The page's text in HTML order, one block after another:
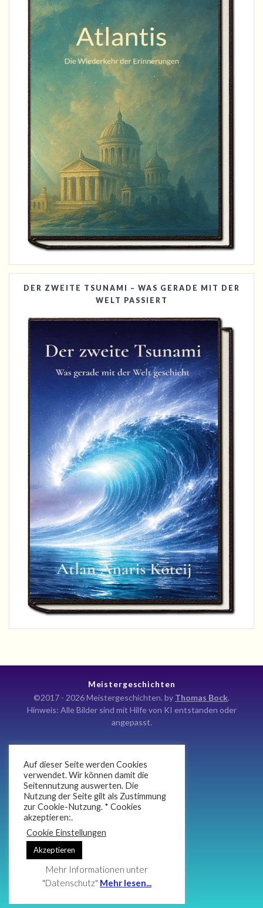
DER ZWEITE TSUNAMI – WAS GERADE MIT DER
WELT PASSIERT
Meistergeschichten
©2017 - 2026 Meistergeschichten. by Thomas Bock.
Hinweis: Alle Bilder sind mit Hilfe von KI entstanden oder
angepasst.
Kontakt
Impressum
Datenschutz
Auf dieser Seite werden Cookies
verwendet. Wir können damit die
Seitennutzung auswerten. Die
Nutzung der Seite gilt als Zustimmung
zur Cookie-Nutzung. * Cookies
akzeptieren:.
Cookie Einstellungen
Akzeptieren
Mehr Informationen unter
"Datenschutz" Mehr lesen...